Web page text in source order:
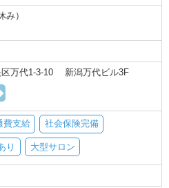
み）
区万代1-3-10 新潟万代ビル3F
費支給 社会保険完備
り 大型サロン